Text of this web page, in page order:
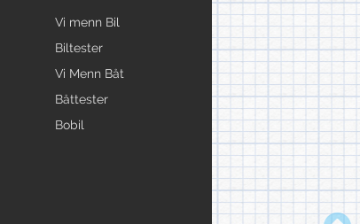
Vi menn Bil
Biltester
Vi Menn Båt
Båttester
Bobil